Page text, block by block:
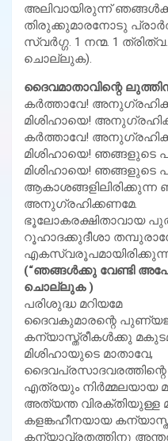
അലിവായിരുന്ന് ഞങ്ങള്‍ക്കു
തിരുക്കുമാരനോടു
സ്വര്‍ഗ്ഗ. 1 നന്മ. 1
ചൊല്ലുക).
ദൈവമാതാവിന്റെ
കര്‍ത്താവേ!
മിശിഹായെ!
കര്‍ത്താവേ!
മിശിഹായെ! ഞങ്ങളുടെ
മിശിഹായെ! ഞങ്ങളുടെ
അനുഗ്രഹിക്കണമേ.
ഭൂലോകരക്ഷിതാവായ
റൂഹാദക്കുദീശാ
(“ഞങ്ങള്‍ക്കു വേണ്ടി
ചൊല്ലുക )
പരിശുദ്ധ മറിയമേ
ദൈവകുമാരന്റെ
കന്യാസ്ത്രീകള്‍ക്കു
മിശിഹായുടെ മാതാവേ,
ദൈവപ്രസാദവരത്തിന്റെ
എത്രയും നിര്‍മ്മലയായ
അത്യന്ത വിരക്തിയുള്ള
കളങ്കഹീനയായ
കന്യാവ്രതത്തിനു